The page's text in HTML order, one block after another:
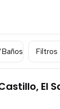
Filtros
El